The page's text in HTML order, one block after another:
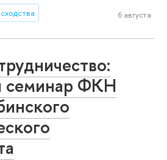
6 августа
семинар ФКН